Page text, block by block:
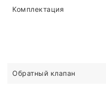
Комплектация
Обратный клапан